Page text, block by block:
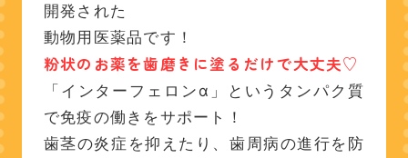
開発された
動物用医薬品です！
粉状のお薬を歯磨きに塗るだけで大丈夫♡
「インターフェロンα」というタンパク質
で免疫の働きをサポート！
歯茎の炎症を抑えたり、歯周病の進行を防